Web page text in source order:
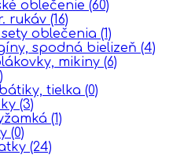
oblečenie (60)
rukáv (16)
oblečenia (1)
spodná bielizeň (4)
mikiny (6)
tielka (0)
(3)
(1)
(0)
(24)